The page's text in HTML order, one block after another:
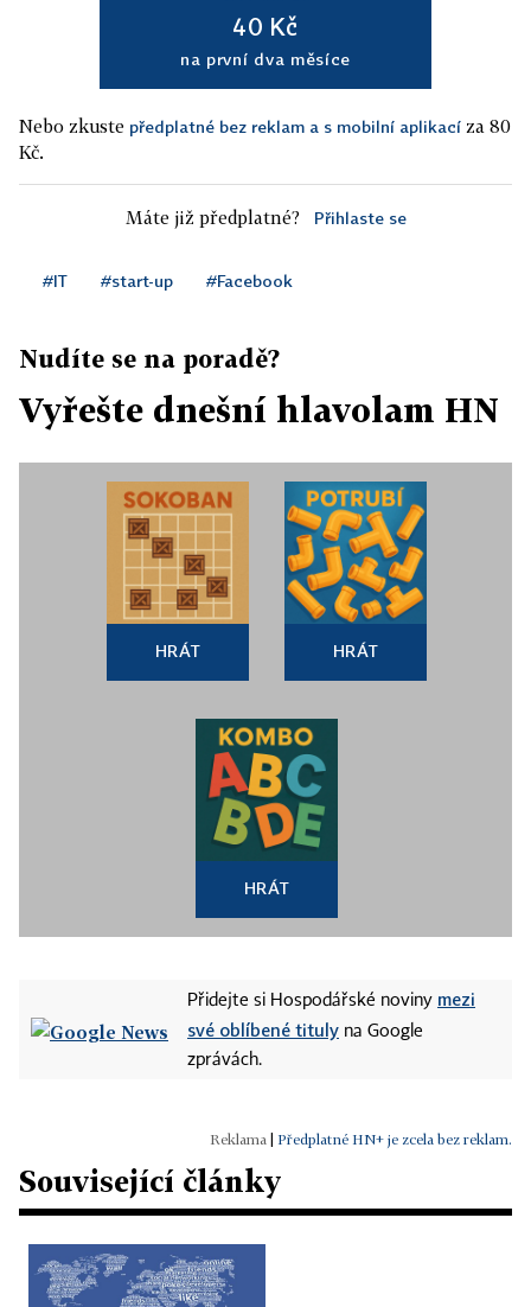
40 Kč
na první dva měsíce
Nebo zkuste předplatné bez reklam a s mobilní aplikací za 80
Kč.
Máte již předplatné? Přihlaste se
#IT #start-up #Facebook
Nudíte se na poradě?
Vyřešte dnešní hlavolam HN
HRÁT HRÁT
HRÁT
Přidejte si Hospodářské noviny mezi
své oblíbené tituly na Google
zprávách.
Předplatné HN+ je zcela bez reklam.
Související články